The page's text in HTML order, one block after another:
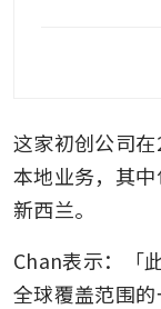
这家初创公司
本地业务，其
新西兰。
Chan表示：「
全球覆盖范围